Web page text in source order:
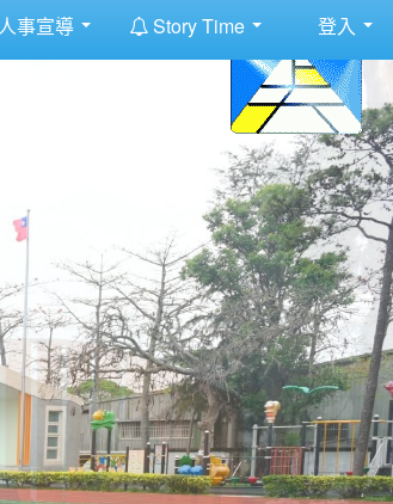
人事宣導 Story Time 登入